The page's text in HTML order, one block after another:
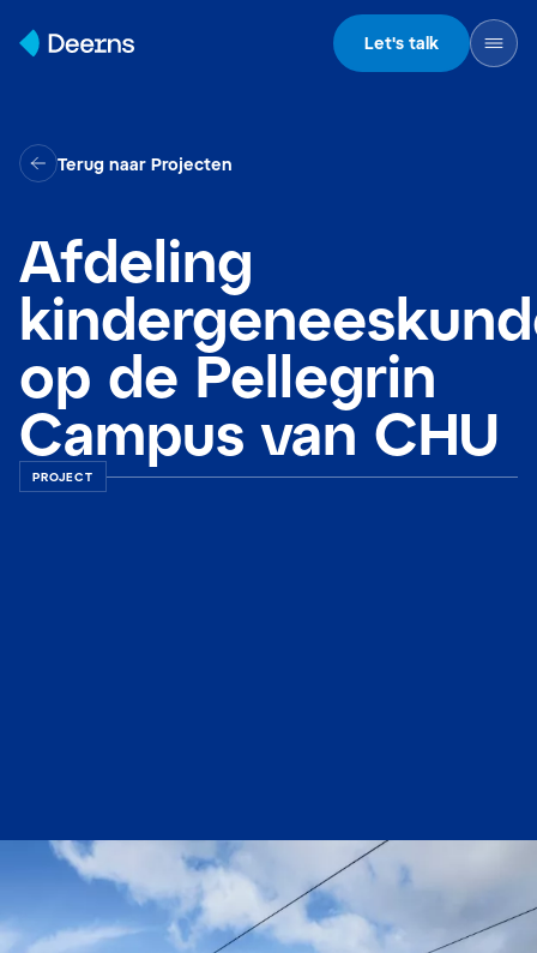
Let's talk
Terug naar Projecten
Afdeling
op de Pellegrin
Campus van CHU
PROJECT